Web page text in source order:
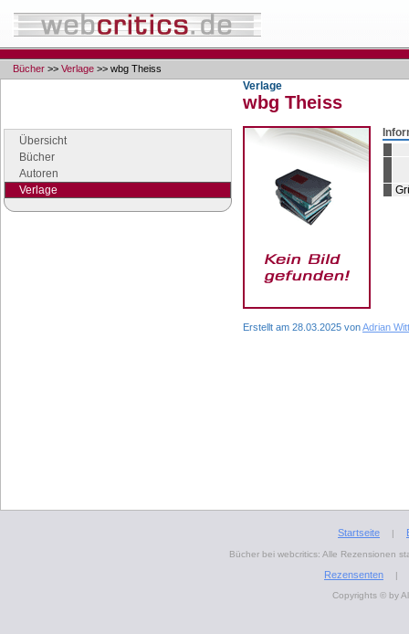
Bücher >> Verlage >> wbg Theiss
Übersicht
Bücher
Autoren
Verlage
Verlage
wbg Theiss
Erstellt am 28.03.2025 vonAdrian Witt
Startseite |
Bücher bei webcritics: Alle Rezensionen
Rezensenten
|
Copyrights © by